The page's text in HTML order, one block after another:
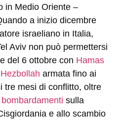
in Medio Oriente –
a inizio dicembre
israeliano in Italia,
Aviv non può permettersi
del 6 ottobre con Hamas
Hezbollah armata fino ai
tre mesi di conflitto, oltre
bombardamenti sulla
e allo scambio